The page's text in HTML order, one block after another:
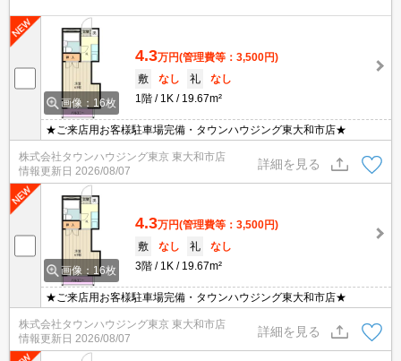
画像：16枚
4.3万円(管理費等：3,500円)
敷
なし 礼
なし
1階
1K 19.67m²
★ご来店用お客様駐車場完備・タウンハウジング東大和市店★
株式会社タウンハウジング東京 東大和市店
情報更新日 2026/08/07
詳細を見る
画像：16枚
4.3万円(管理費等：3,500円)
敷
なし 礼
なし
3階
1K 19.67m²
★ご来店用お客様駐車場完備・タウンハウジング東大和市店★
株式会社タウンハウジング東京 東大和市店
情報更新日 2026/08/07
詳細を見る